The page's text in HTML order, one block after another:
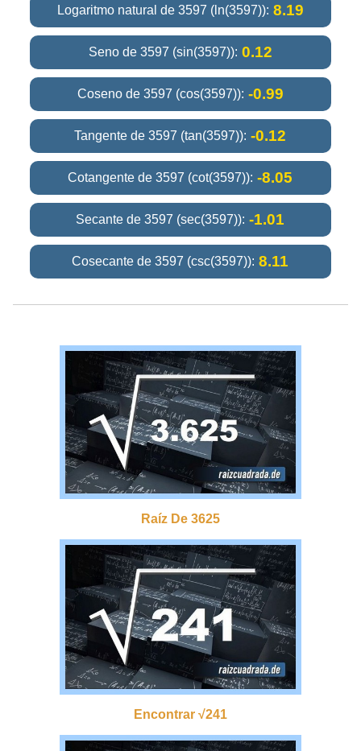
Logaritmo natural de 3597 (ln(3597)): 8.19
Seno de 3597 (sin(3597)): 0.12
Coseno de 3597 (cos(3597)): -0.99
Tangente de 3597 (tan(3597)): -0.12
Cotangente de 3597 (cot(3597)): -8.05
Secante de 3597 (sec(3597)): -1.01
Cosecante de 3597 (csc(3597)): 8.11
Raíz De 3625
Encontrar √241